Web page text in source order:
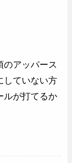
のアッパース
していない方
ルが打てるか